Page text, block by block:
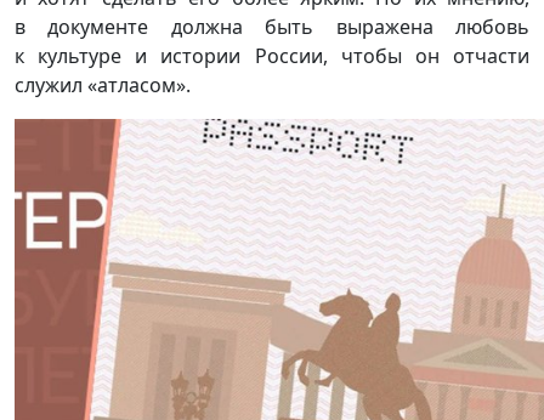
в документе должна быть выражена любовь
к культуре и истории России, чтобы он отчасти
служил «атласом».